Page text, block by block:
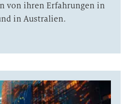
von ihren Erfahrungen in
in Australien.